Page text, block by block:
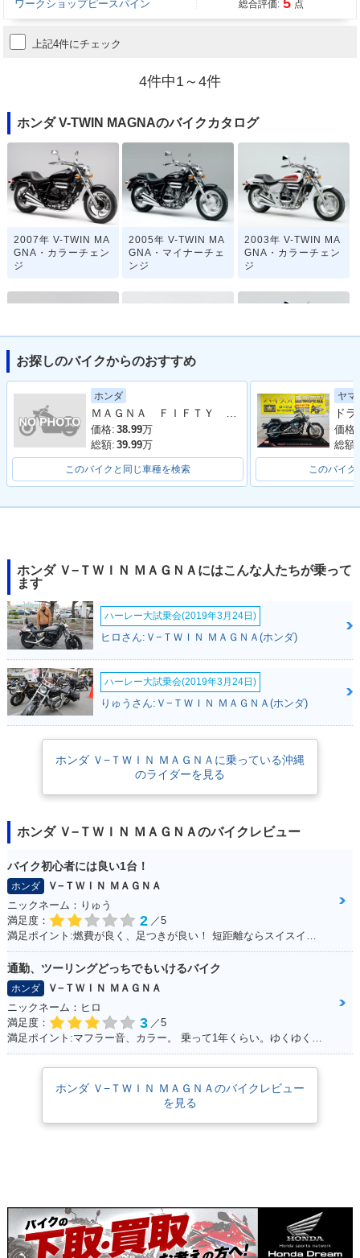
ワークショップピースパイン 総合評価: 5 点
上記4件にチェック
4件中1～4件
ホンダ V-TWIN MAGNAのバイクカタログ
2007年 V-TWIN MA
GNA・カラーチェン
ジ
2005年 V-TWIN MA
GNA・マイナーチェ
ンジ
2003年 V-TWIN MA
GNA・カラーチェン
ジ
2001年 V-TWIN MA
GNA・カラーチェン
ンジ
1997年 V-TWIN MA
GNA S Special Edit
ion・特別・限定仕
GNA S・マイナーチ
ェンジ
ンジ
GNA S・追加
1995年 V-TWIN MA
GNA・カラーチェン
ジ
1994年 V-TWIN MA
GNA・新登場
お探しのバイクからのおすすめ
ホンダ
ＭＡＧＮＡ ＦＩＦＴＹ ２００１年モデル 純正車両
価格: 38.99万
総額: 39.99万
このバイクと同じ車種を検索
ヤマ
価格:
総額:
このバイク
ホンダ Ｖ−ＴＷＩＮ ＭＡＧＮＡにはこんな人たちが乗って
ます
ハーレー大試乗会(2019年3月24日)
ヒロさん:Ｖ−ＴＷＩＮ ＭＡＧＮＡ(ホンダ)
ハーレー大試乗会(2019年3月24日)
りゅうさん:Ｖ−ＴＷＩＮ ＭＡＧＮＡ(ホンダ)
ホンダ Ｖ−ＴＷＩＮ ＭＡＧＮＡに乗っている沖縄
のライダーを見る
ホンダ Ｖ−ＴＷＩＮ ＭＡＧＮＡのバイクレビュー
バイク初心者には良い1台！
ホンダ
Ｖ−ＴＷＩＮ ＭＡＧＮＡ
ニックネーム：りゅう
満足度：
2 ／5
通勤、ツーリングどっちでもいけるバイク
ホンダ
Ｖ−ＴＷＩＮ ＭＡＧＮＡ
ニックネーム：ヒロ
満足度：
3 ／5
ホンダ Ｖ−ＴＷＩＮ ＭＡＧＮＡのバイクレビュー
を見る